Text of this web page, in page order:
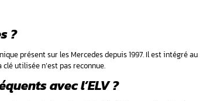
auto, rapide et efficace ;
de vitesse ;
classe C w204
W210;